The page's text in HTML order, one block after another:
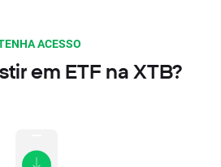
ACESSO
em ETF na XTB?